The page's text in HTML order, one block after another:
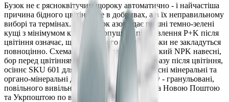
Бузок не є рясноквітучим щороку автоматично - і найчастіша
причина бідного цвітіння не в добривах, а в їх неправильному
виборі та термінах. Надлишок азоту дає пишні темно-зелені
кущі з мінімумом квіток. Пропущене підживлення P+K після
цвітіння означає, що наступного року бруньки не закладуться
повноцінно. Схема DUNGER для бузку: легкий NPK навесні,
бор перед цвітінням, фосфорно-калійне відразу після цвітіння,
осіннє SKU 601 для зимостійкості. Комплексні мінеральні та
органо-мінеральні добрива Dünger для бузку - гранульовані,
повільного вивільнення, без хлору. Доставка Новою Поштою
та Укрпоштою по всій Україні.